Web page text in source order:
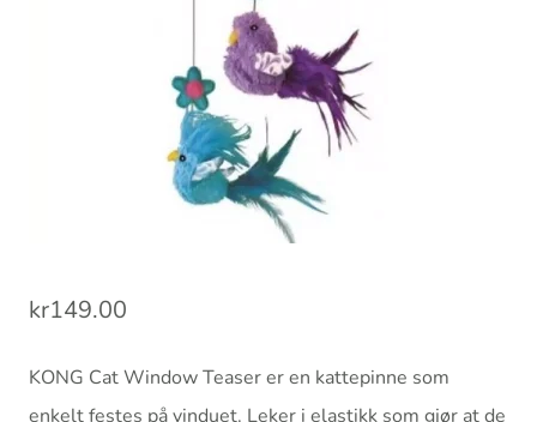
kr149.00
KONG Cat Window Teaser er en kattepinne som
enkelt festes på vinduet. Leker i elastikk som gjør at de